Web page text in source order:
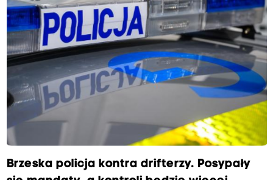
Brzeska policja kontra drifterzy. Posypały